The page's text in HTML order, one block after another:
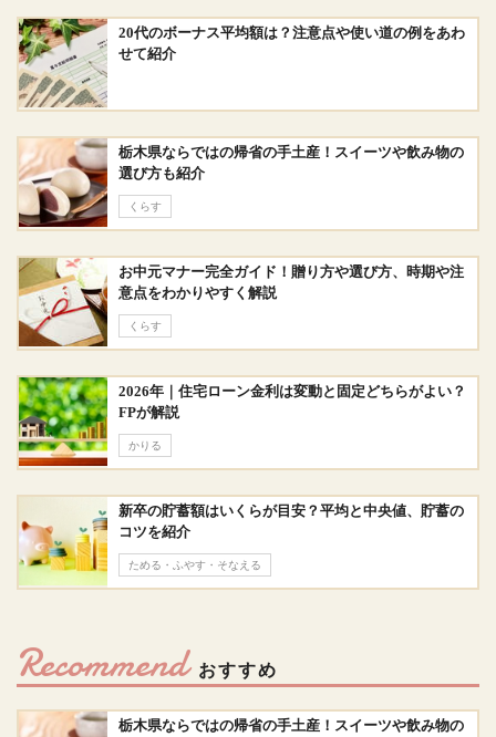
20代のボーナス平均額は？注意点や使い道の例をあわ
せて紹介
栃木県ならではの帰省の手土産！スイーツや飲み物の
選び方も紹介
くらす
お中元マナー完全ガイド！贈り方や選び方、時期や注
意点をわかりやすく解説
くらす
2026年｜住宅ローン金利は変動と固定どちらがよい？
FPが解説
かりる
新卒の貯蓄額はいくらが目安？平均と中央値、貯蓄の
コツを紹介
ためる・ふやす・そなえる
Recommend おすすめ
栃木県ならではの帰省の手土産！スイーツや飲み物の